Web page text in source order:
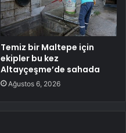
Temiz bir Maltepe için
ekipler bu kez
Altayçeşme’de sahada
Ağustos 6, 2026